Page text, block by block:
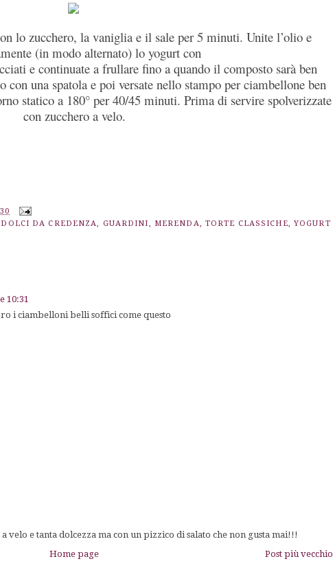
lo zucchero, la vaniglia e il sale per 5 minuti. Unite l’olio e
(in modo alternato) lo yogurt con
e continuate a frullare fino a quandoil composto sarà ben
con una spatola epoi versate nello stampo per ciambellone ben
statico a 180° per 40/45 minuti. Prima di servire spolverizzate
con zucchero a velo.
DOLCI DA CREDENZA, GUARDINI, MERENDA, TORTE CLASSICHE, YOGURT
10:31
i ciambelloni belli soffici come questo
velo e tanta dolcezza ma con un pizzico di salato che non gusta mai!!!
Post più vecchio
Home page